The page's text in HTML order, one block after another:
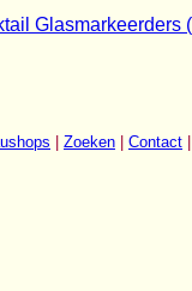
Glasmarkeerders
Zoeken Contact